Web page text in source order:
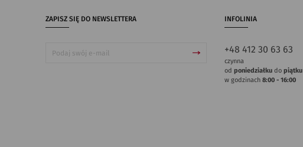
ZAPISZ SIĘ DO NEWSLETTERA INFOLINIA
+48 412 30 63 63
czynna
od poniedziałkudo piątku
w godzinach 8:00 - 16:00